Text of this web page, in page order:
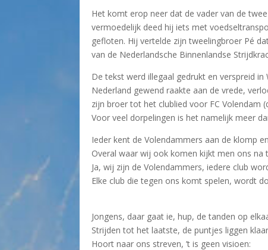
Het komt erop neer dat de vader van de
vermoedelijk deed hij iets met
gefloten. Hij vertelde zijn tweelingbroer Pé
van de Nederlandsche Binnenlandse
De tekst werd illegaal gedrukt en verspreid
Nederland gewend raakte aan de vrede,
zijn broer tot het clublied voor FC Volendam
Voor veel dorpelingen is het namelijk meer
Ieder kent de Volendammers aan de klomp
Overal waar wij ook komen kijkt men ons na
Ja, wij zijn de Volendammers, iedere club
Elke club die tegen ons komt spelen, wordt
Jongens, daar gaat ie, hup, de tanden op
Strijden tot het laatste, de puntjes liggen
Hoort naar ons streven, ’t is geen visioen: